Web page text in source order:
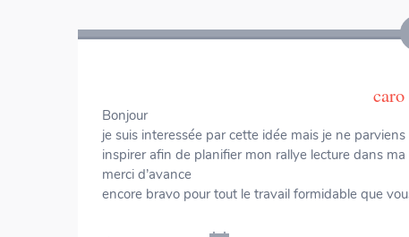
des
Bonjour
je suis interessée par cette idée mais je ne
inspirer afin de planifier mon rallye lecture dans ma
merci d’avance
encore bravo pour tout le travail formidable que